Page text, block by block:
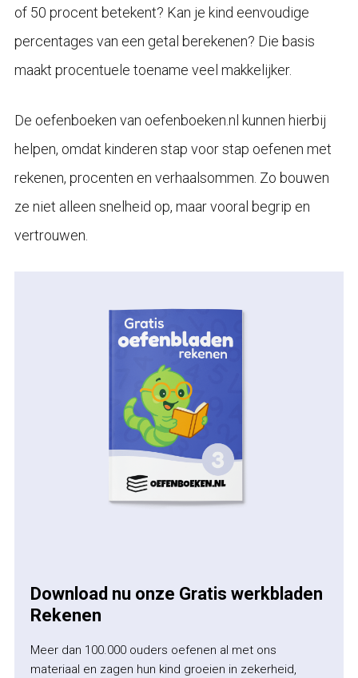
of 50 procent betekent? Kan je kind eenvoudige
percentages van een getal berekenen? Die basis
maakt procentuele toename veel makkelijker.
De oefenboeken van oefenboeken.nl kunnen hierbij
helpen, omdat kinderen stap voor stap oefenen met
rekenen, procenten en verhaalsommen. Zo bouwen
ze niet alleen snelheid op, maar vooral begrip en
vertrouwen.
Download nu onze Gratis werkbladen
Rekenen
Meer dan 100.000 ouders oefenen al met ons
materiaal en zagen hun kind groeien in zekerheid,